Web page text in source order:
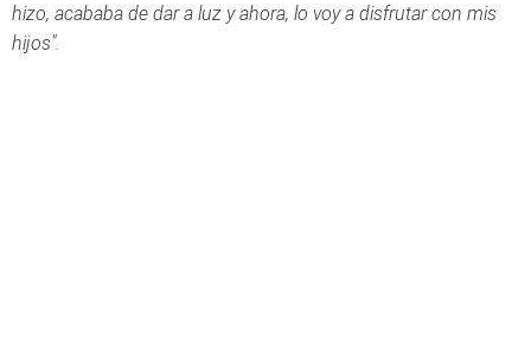
hizo, acababa de dara luz y ahora, lo voy a disfrutar con mis
hijos".